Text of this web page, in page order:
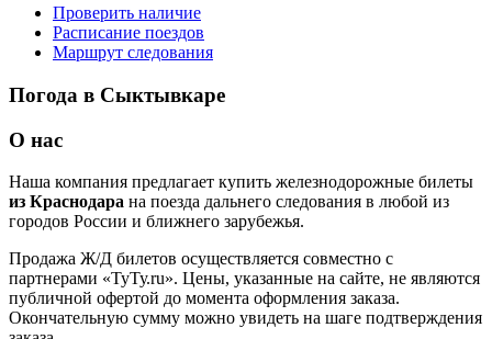
Проверить наличие
Расписание поездов
Маршрут следования
Погода в Сыктывкаре
О нас
Наша компания предлагает купить железнодорожные билеты
из Краснодара на поезда дальнего следования в любой из
городов России и ближнего зарубежья.
Продажа Ж/Д билетов осуществляется совместно с
партнерами «ТуТу.ru». Цены, указанные на сайте, не являются
публичной офертой до момента оформления заказа.
Окончательную сумму можно увидеть на шаге подтверждения